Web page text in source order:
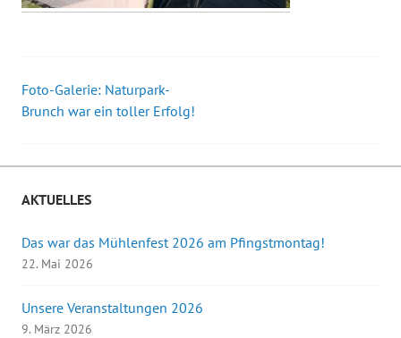
Beitrags-
Foto-Galerie: Naturpark-
Brunch war ein toller Erfolg!
AKTUELLES
Das war das Mühlenfest 2026 am Pfingstmontag!
22. Mai 2026
Unsere Veranstaltungen 2026
9. März 2026